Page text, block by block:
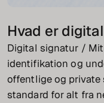
Hvad er
Digital signatur /
identifikation og
offentlige og private
standard for alt fra